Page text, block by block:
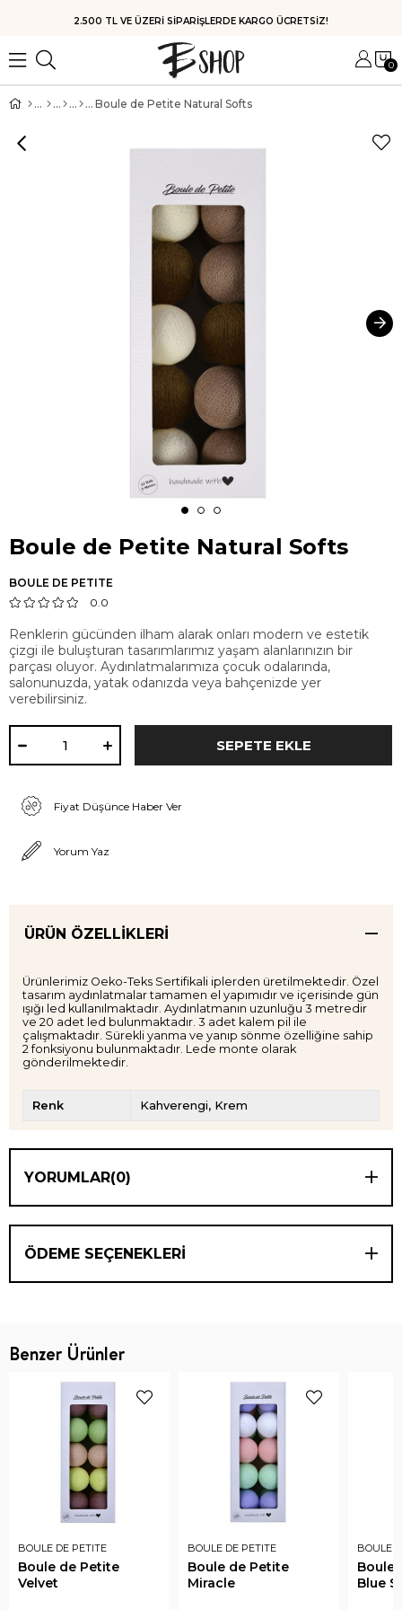
HIZLI KARGO
0
Boule de Petite Natural Softs
Boule de Petite Natural Softs
BOULE DE PETITE
0.0
Renklerin gücünden ilham alarak onları modern ve estetik
çizgi ile buluşturan tasarımlarımız yaşam alanlarınızın bir
parçası oluyor. Aydınlatmalarımıza çocuk odalarında,
salonunuzda, yatak odanızda veya bahçenizde yer
verebilirsiniz.
Fiyat Düşünce Haber Ver
Yorum Yaz
ÜRÜN ÖZELLIKLERI
Ürünlerimiz Oeko-Teks Sertifikali iplerden üretilmektedir. Özel
tasarım aydınlatmalar tamamen el yapımıdır ve içerisinde gün
ışığı led kullanılmaktadır. Aydınlatmanın uzunluğu 3 metredir
ve 20 adet led bulunmaktadır. 3 adet kalem pil ile
çalışmaktadır. Sürekli yanma ve yanıp sönme özelliğine sahip
2 fonksiyonu bulunmaktadır. Lede monte olarak
gönderilmektedir.
Renk Kahverengi Krem
YORUMLAR(0)
ÖDEME SEÇENEKLERI
Benzer Ürünler
BOULE DE PETITE
Boule de Petite
Velvet
BOULE DE PETITE
Boule de Petite
Miracle
BOULE
Boule
Blue